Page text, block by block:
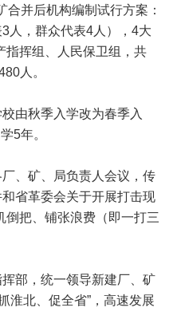
后机构编制试行方案：
人，群众代表4人），4大
指挥组、人民保卫组，共
人。
秋季入学改为春季入
5年。
矿、局负责人会议，传
省革委会关于开展打击现
倒把、铺张浪费（即一打三
，统一领导新建厂、矿
淮北、促全省”，高速发展